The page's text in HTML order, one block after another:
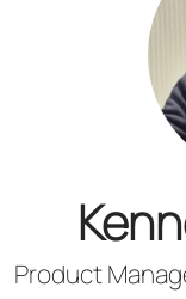
Product